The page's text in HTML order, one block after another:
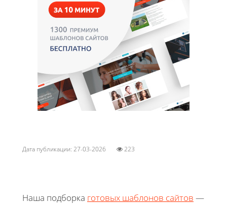
Дата публикации: 27-03-2026 223
Наша подборка готовых шаблонов сайтов —